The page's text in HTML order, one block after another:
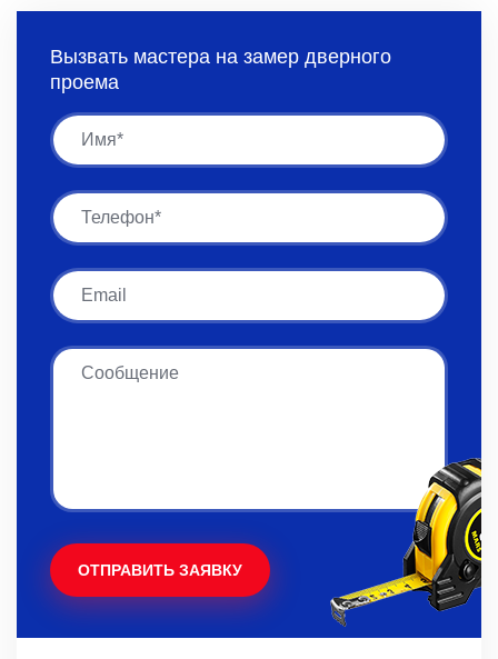
Вызвать мастера на замер дверного
проема
Имя
Имя
Email
Сообщение
ОТПРАВИТЬ ЗАЯВКУ